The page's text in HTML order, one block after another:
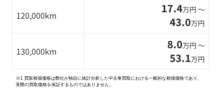
120,000km 17.4万円 〜
43.0万円
130,000km 8.0万円 〜
53.1万円
※1 買取相場価格は弊社が独自に統計分析した中古車買取における一般的な相場価格であり、
実際の買取価格を保証するものではありません。